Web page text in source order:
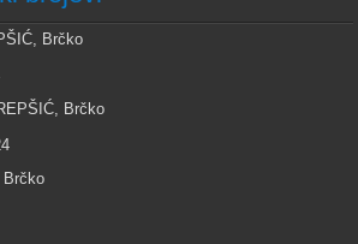
Brčko
Brčko
Brčko